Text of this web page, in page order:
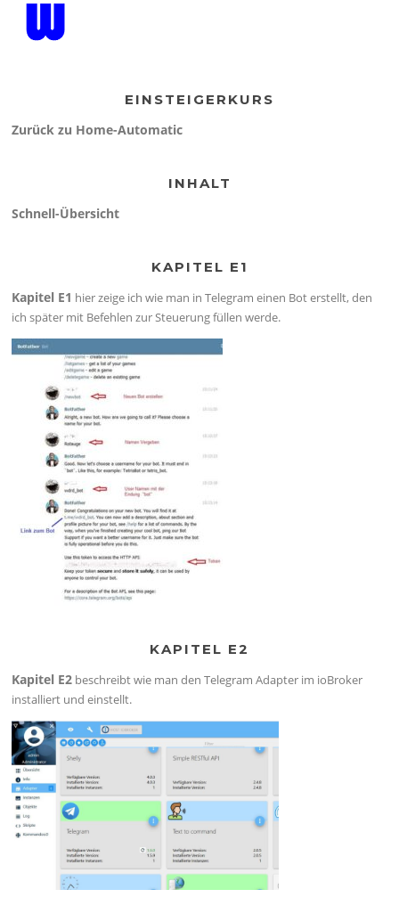
EINSTEIGERKURS
Zurück zu Home-Automatic
INHALT
Schnell-Übersicht
KAPITEL E1
Kapitel E1 hier zeige ich wie man in Telegram einen Bot erstellt, den
ich später mit Befehlen zur Steuerung füllen werde.
KAPITEL E2
Kapitel E2 beschreibt wie man den Telegram Adapter im ioBroker
installiert und einstellt.